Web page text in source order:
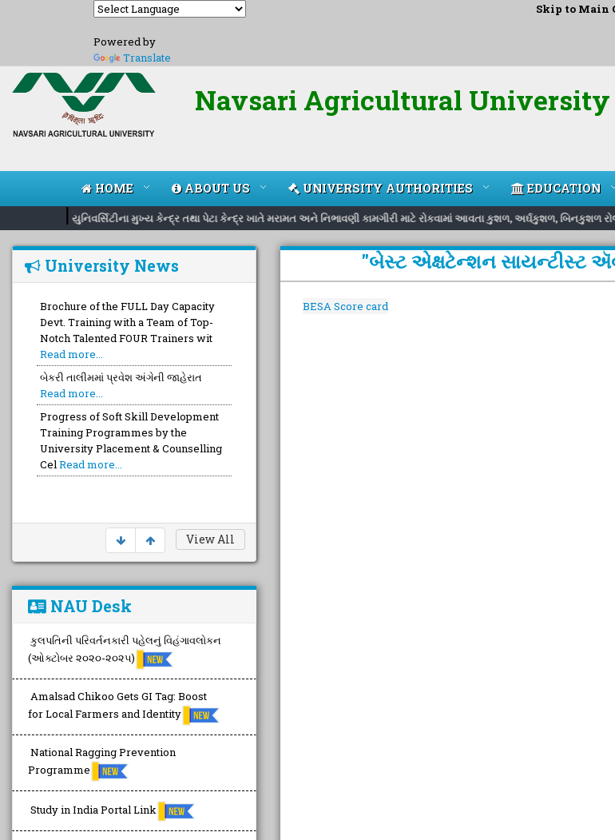
Powered by
Translate
Skip to Main
Navsari Agricultural University
HOME ABOUT US UNIVERSITY AUTHORITIES EDUCATION
| યુનિવર્સિટીના મુખ્ય કેન્દ્ર તથા પેટા કેન્દ્ર ખાતે મરામત અને નિભાવણી કામગીરી માટે રોકવામાં આવતા કુશળ, અર્ઘકુશળ, બિનકુશળ
University News
Brochure of the FULL Day Capacity
Devt. Training with a Team of Top-
Notch Talented FOUR Trainers wit
Read more...
બેકરી તાલીમમાં પ્રવેશ અંગેની જાહેરાત
Read more...
Progress of Soft Skill Development
Training Programmes by the
University Placement & Counselling
CelRead more...
View All
NAU Desk
કુલપતિની પરિવર્તનકારી પહેલનું વિહંગાવલોકન
(ઓક્ટોબર ૨૦૨૦-૨૦૨૫)
Amalsad Chikoo Gets GI Tag: Boost
for Local Farmers and Identity
National Ragging Prevention
Programme
Study in India Portal Link
"બેસ્ટ એક્ષટેન્શન સાયન્ટીસ્ટ
BESA Score card